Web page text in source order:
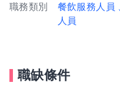
職務類別 餐飲服務人員
人員
職缺條件